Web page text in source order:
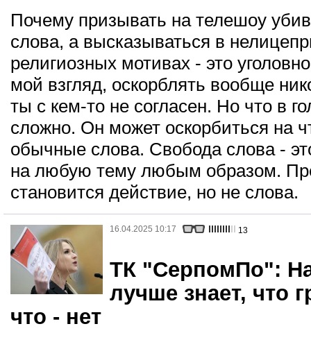
Почему призывать на телешоу
слова, а высказываться в
религиозных мотивах - это
мой взгляд, оскорблять вообще
ты с кем-то не согласен. Но что в
сложно. Он может оскорбиться на
обычные слова. Свобода слова -
на любую тему любым образом.
становится действие, но не слова.
16.04.2025 10:17 13
ТК "СерпомПо":
лучше знает, что
что - нет